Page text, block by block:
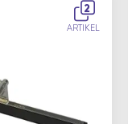
2
ARTIKEL